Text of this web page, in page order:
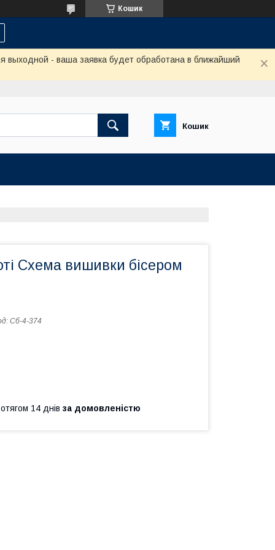
Кошик
выходной - ваша заявка будет обработана в ближайший
Кошик
Схема вишивки бісером
Сб-4-374
14 днів за домовленістю